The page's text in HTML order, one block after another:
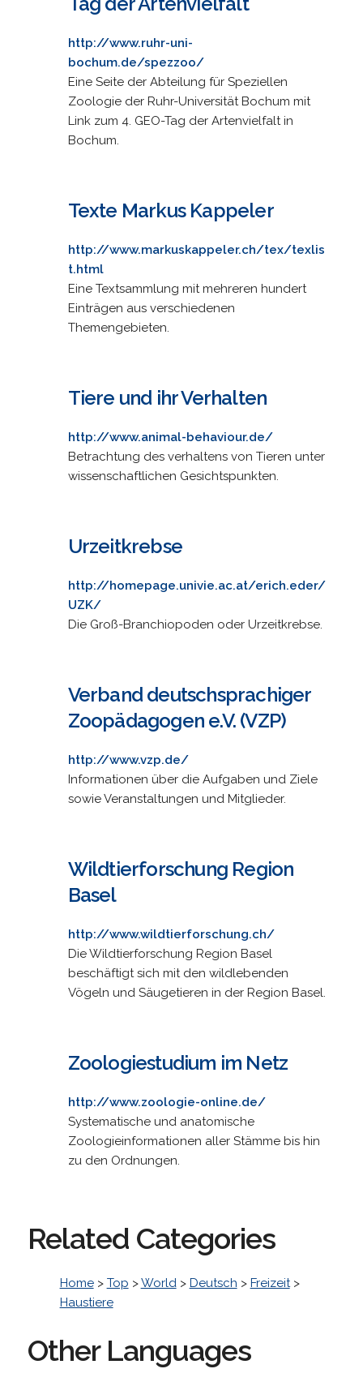
http://www.ruhr-uni-
bochum.de/spezzoo/
Eine Seite der Abteilung für Speziellen
Zoologie der Ruhr-Universität Bochum mit
Link zum 4. GEO-Tag der Artenvielfalt in
Bochum.
Texte Markus Kappeler
http://www.markuskappeler.ch/tex/texlis
t.html
Eine Textsammlung mit mehreren hundert
Einträgen aus verschiedenen
Themengebieten.
Tiere und ihr Verhalten
http://www.animal-behaviour.de/
Betrachtung des verhaltens von Tieren unter
wissenschaftlichen Gesichtspunkten.
Urzeitkrebse
http://homepage.univie.ac.at/erich.eder/
UZK/
Die Groß-Branchiopoden oder Urzeitkrebse.
Verband deutschsprachiger
Zoopädagogen e.V. (VZP)
http://www.vzp.de/
Informationen über die Aufgaben und Ziele
sowie Veranstaltungen und Mitglieder.
Wildtierforschung Region
Basel
http://www.wildtierforschung.ch/
Die Wildtierforschung Region Basel
beschäftigt sich mit den wildlebenden
Vögeln und Säugetieren in der Region Basel.
Zoologiestudium im Netz
http://www.zoologie-online.de/
Systematische und anatomische
Zoologieinformationen aller Stämme bis hin
zu den Ordnungen.
Related Categories
Home> Top >World> Deutsch > Freizeit>
Haustiere
Other Languages